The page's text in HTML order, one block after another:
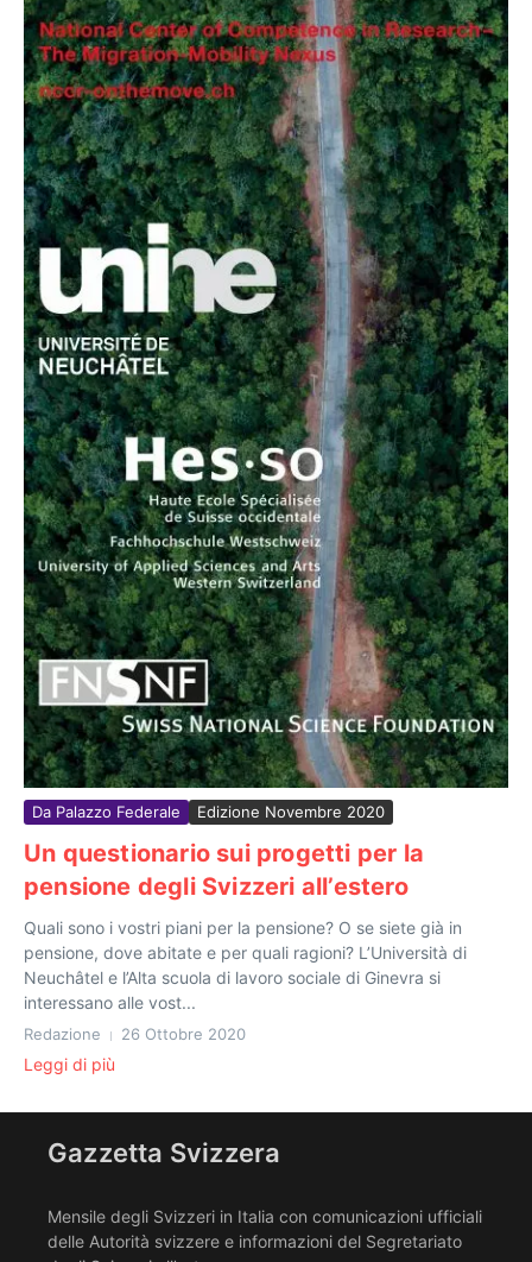
Da Palazzo Federale Edizione Novembre 2020
Un questionario sui progetti per la
pensione degli Svizzeri all’estero
Quali sono i vostri piani per la pensione? O se siete già in
pensione, dove abitate e per quali ragioni? L’Università di
Neuchâtel e l’Alta scuola di lavoro sociale di Ginevra si
interessano alle vost...
Redazione 26 Ottobre 2020
Leggi di più
Gazzetta Svizzera
Mensile degli Svizzeri in Italia con comunicazioni ufficiali
delle Autorità svizzere e informazioni del Segretariato